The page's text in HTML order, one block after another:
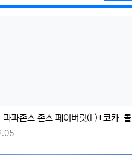
게시판 검색
파파존스 존스 페이버릿(L)+코카-콜라500ml 기프티콘 대란!!
일